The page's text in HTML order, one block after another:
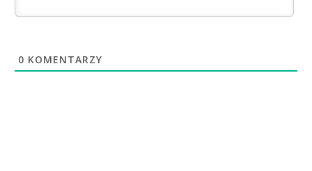
0 KOMENTARZY